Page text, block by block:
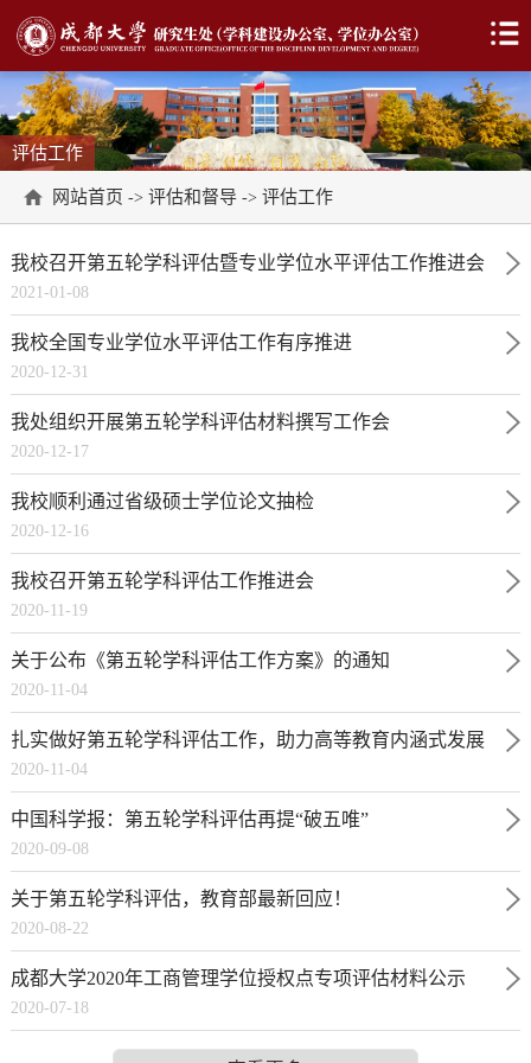
评估工作
网站首页 -> 评估和督导 -> 评估工作
我校召开第五轮学科评估暨专业学位水平评估工作推进会
2021-01-08
我校全国专业学位水平评估工作有序推进
2020-12-31
我处组织开展第五轮学科评估材料撰写工作会
2020-12-17
我校顺利通过省级硕士学位论文抽检
2020-12-16
我校召开第五轮学科评估工作推进会
2020-11-19
关于公布《第五轮学科评估工作方案》的通知
2020-11-04
扎实做好第五轮学科评估工作，助力高等教育内涵式发展
2020-11-04
中国科学报：第五轮学科评估再提“破五唯”
2020-09-08
关于第五轮学科评估，教育部最新回应！
2020-08-22
成都大学2020年工商管理学位授权点专项评估材料公示
2020-07-18